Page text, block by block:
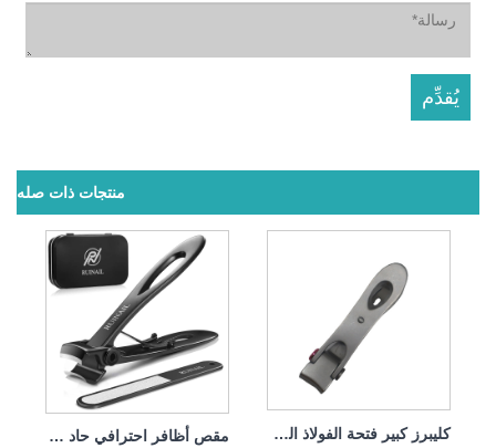
منتجات ذات صله
مقص أظافر احترافي حاد للنساء والرجال والحيوانات الأليفة كليبرز كبير فتحة الفولاذ المقاوم للصدأ